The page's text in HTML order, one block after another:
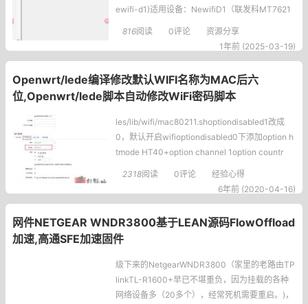
ewifi-d1)适用设备：NewifiD1（联发科MT7621
A平台）&nbs
816阅读 0评论
资源分享
1年前 (2025-03-19)
Openwrt/lede编译修改默认WIFI名称为MAC后六
位,Openwrt/lede脚本自动修改WiFi密码脚本
les/lib/wifi/mac80211.shoptiondisabled1改成
0，默认开启wifioptiondisabled0下添加option h
tmode HT40+option channel 1option countr
y CNoption nosca
2318阅读 0评论
经验心得
6年前 (2020-04-16)
网件NETGEAR WNDR3800基于LEAN源码FlowOffload
加速,高通SFE加速固件
级下来的NetgearWNDR3800（家里的老路由TP
linkTL-R1600+早已不堪重负，因为挂载的各种
网络设备多（20多个），经常死机需要重启。)，